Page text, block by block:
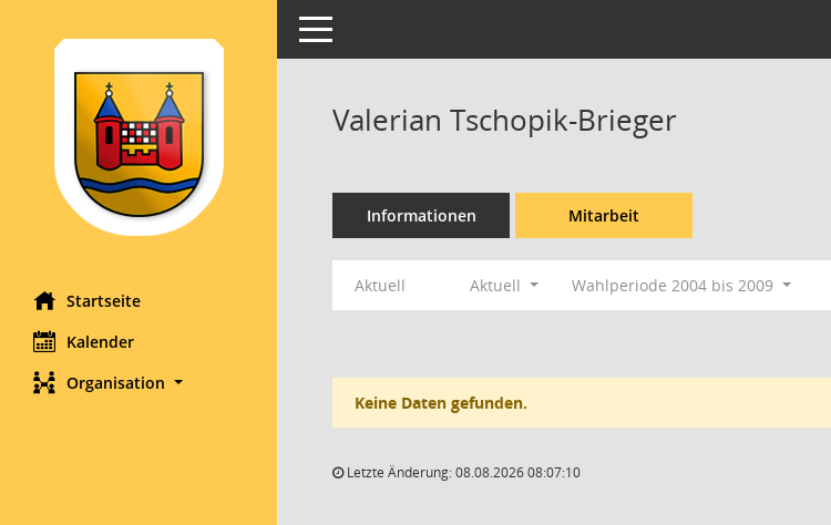
Startseite
Kalender
Organisation
Toggle navigation
Valerian Tschopik-Brieger
Informationen Mitarbeit
Aktuell Aktuell Wahlperiode 2004 bis 2009
Keine Daten gefunden.
Letzte Änderung: 08.08.2026 08:07:10